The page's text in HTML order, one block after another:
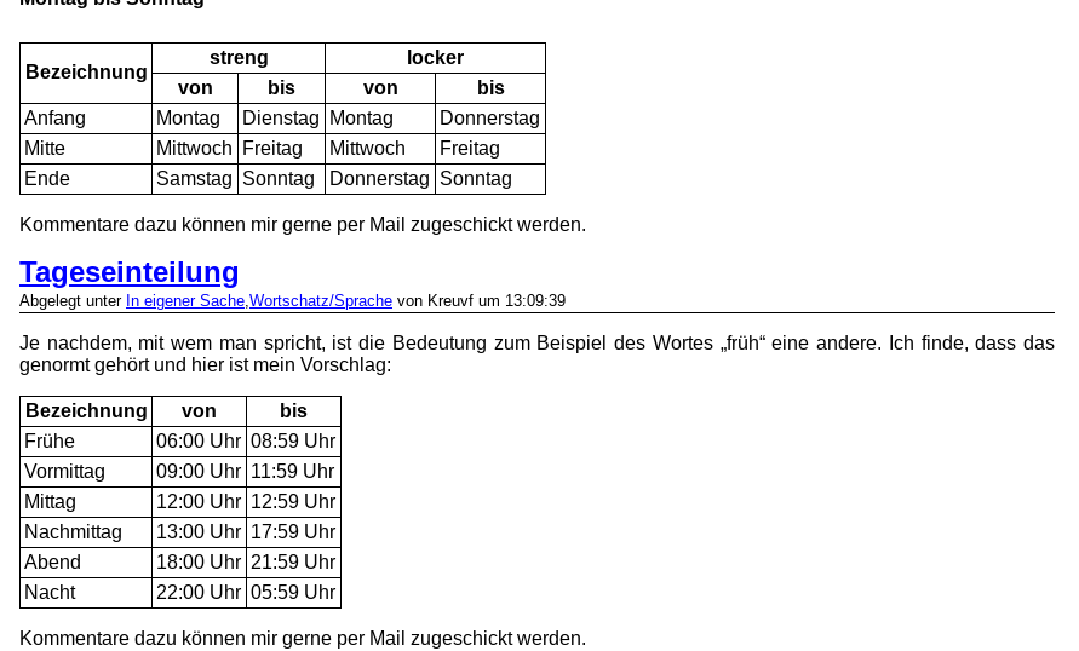
Bezeichnung
streng
locker
von
bis von
bis
Anfang
Montag Dienstag Montag
Donnerstag
Mitte
Mittwoch Freitag Mittwoch
Freitag
Ende
Samstag Sonntag Donnerstag Sonntag
Kommentare dazu können mir gerne per Mail zugeschickt werden.
Tageseinteilung
Abgelegt unter In eigener Sache,Wortschatz/Sprache von Kreuvf um 13:09:39
Je nachdem, mit wem man spricht, ist die Bedeutung zum Beispiel des Wortes „früh“ eine andere. Ich finde, dass das
genormt gehörtund hier ist mein Vorschlag:
Bezeichnung von
bis
Frühe
06:00 Uhr 08:59 Uhr
Vormittag
09:00 Uhr 11:59 Uhr
Mittag
12:00 Uhr 12:59 Uhr
Nachmittag
13:00 Uhr 17:59 Uhr
Abend
18:00 Uhr 21:59 Uhr
Nacht
22:00 Uhr 05:59 Uhr
Kommentare dazu können mir gerne per Mail zugeschickt werden.